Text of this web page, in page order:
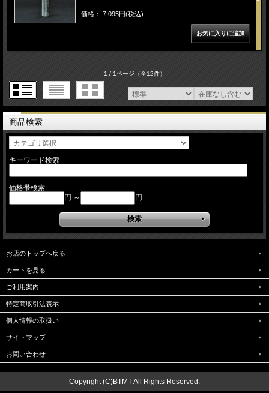
価格： 7,095円(税込)
1 / 1ページ（全12件）
商品検索
キーワード検索
価格帯検索
円 ～
円
お店のトップへ戻る
カートを見る
ご利用案内
特定商取引法表示
個人情報の取扱い
サイトマップ
お問い合わせ
Copyright (C)BTMT All Rights Reserved.